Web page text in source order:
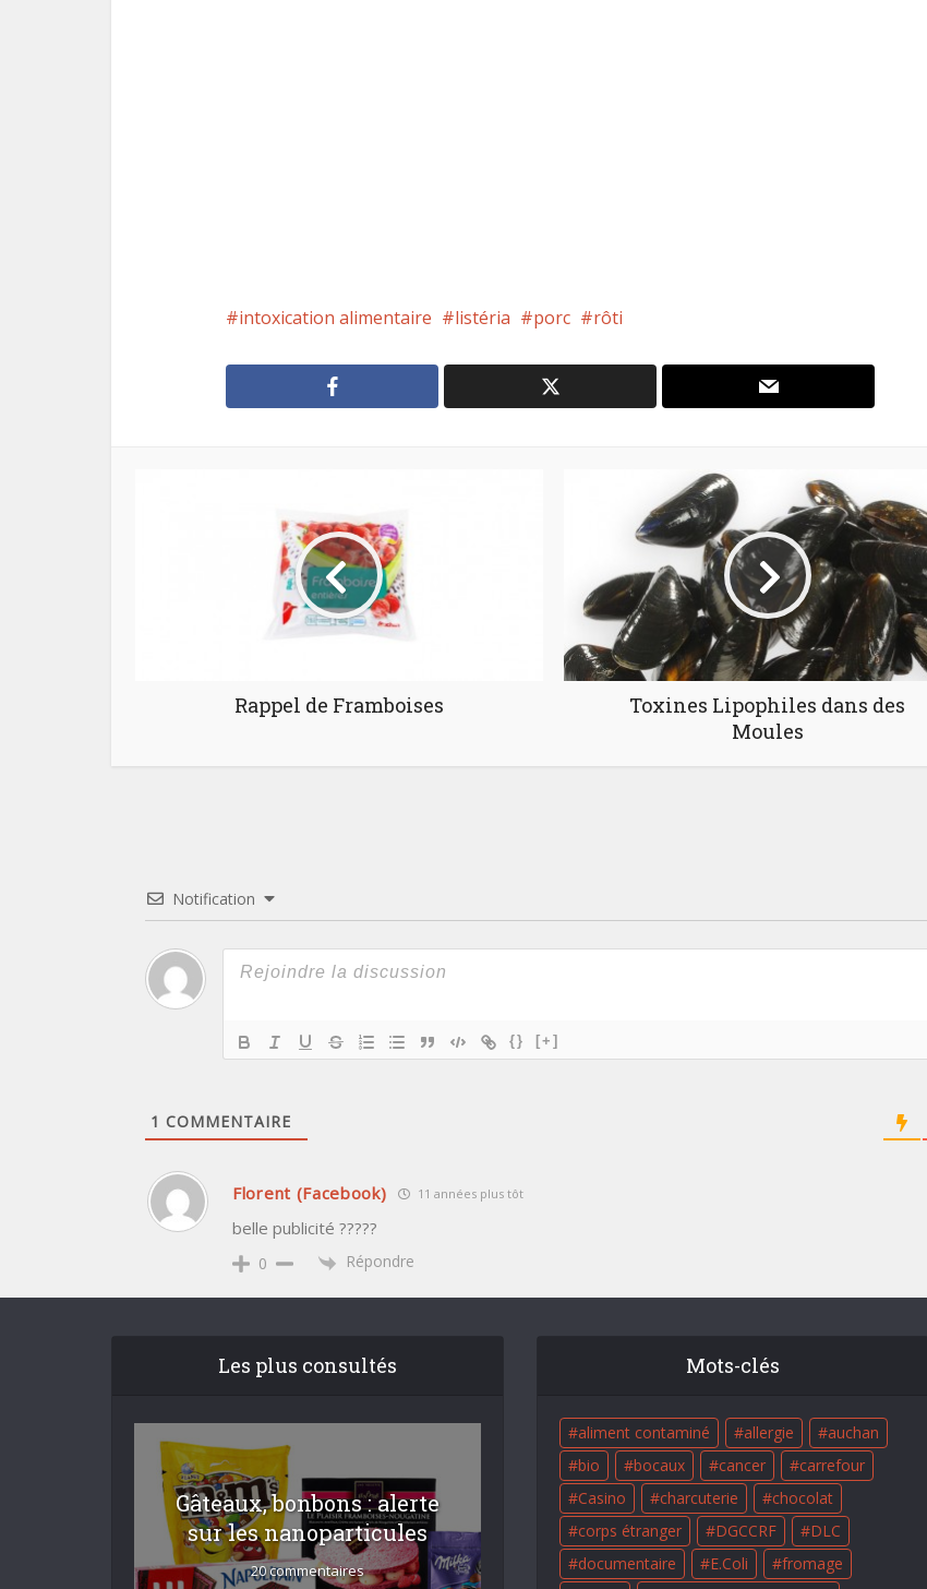
intoxication alimentaire listéria porc rôti
Rappel de Framboises
Toxines Lipophiles dans des
Moules
Notification
{} [+]
1 COMMENTAIRE
Florent (Facebook) 11 années plus tôt
belle publicité ?????
0 Répondre
Les plus consultés
Gâteaux, bonbons : alerte
sur les nanoparticules
20 commentaires
Mots-clés
aliment contaminé allergie
auchan
bio
bocaux cancer
carrefour
Casino
charcuterie
chocolat
corps étranger
DGCCRF
DLC
documentaire
E.Coli
fromage